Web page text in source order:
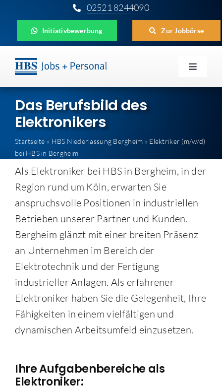
Inhalt
springen
02521 8244090
Initiativbewerbung Zur Jobbörse
Toggle
Für Unternehmen
Für Bewerber
Für Schüler
Aktuelles
HBS
Das Berufsbild des
Elektronikers
Startseite » HBS Niederlassung Bergheim » Elektriker (m/w/d)
bei HBS in Bergheim
Als Elektroniker bei HBS in Bergheim, in der
Region rund um Köln, erwarten Sie
anspruchsvolle Positionen in industriellen
Betrieben unserer Partner und Kunden.
Bergheim glänzt mit einer breiten Präsenz
an Unternehmen im Bereich der
Elektrotechnik und der Fertigung
industrieller Anlagen. Als erfahrener
Elektroniker haben Sie die Gelegenheit, Ihre
Fähigkeiten in einem vielfältigen und
dynamischen Arbeitsumfeld einzusetzen.
Ihre Aufgabenbereiche als
Elektroniker: